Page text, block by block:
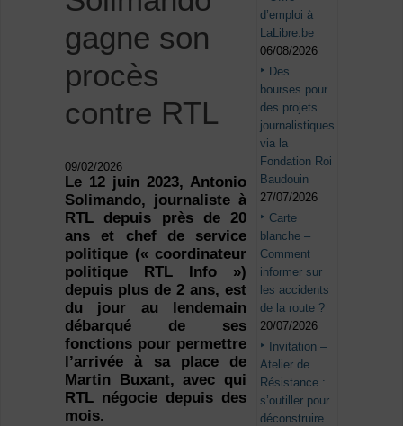
gagne son
procès
contre RTL
09/02/2026
Le 12 juin 2023, Antonio
Solimando, journaliste à
RTL depuis près de 20
ans et chef de service
politique (« coordinateur
politique RTL Info »)
depuis plus de 2 ans, est
du jour au lendemain
débarqué de ses
fonctions pour permettre
l’arrivée à sa place de
Martin Buxant, avec qui
RTL négocie depuis des
mois.
d’emploi à
LaLibre.be
06/08/2026
Des
bourses pour
des projets
journalistiques
via la
Fondation Roi
Baudouin
27/07/2026
Carte
blanche –
Comment
informer sur
les accidents
de la route ?
20/07/2026
Invitation –
Atelier de
Résistance :
s’outiller pour
déconstruire